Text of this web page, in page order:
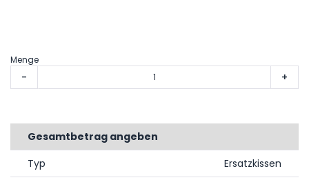
Menge
- +
Gesamtbetrag angeben
Typ
Ersatzkissen